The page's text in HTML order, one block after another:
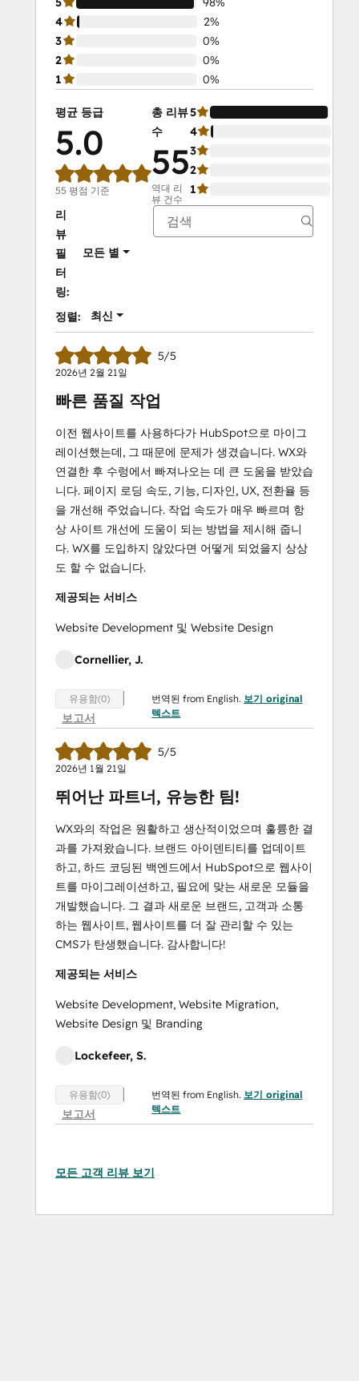
4
2%
3
0%
2
0%
1
0%
평균 등급
5.0
55 평점 기준
총 리뷰
수
55
역대 리
뷰 건수
5
4
3
2
1
리
뷰
필
터
링:
모든 별
정렬: 최신
5/5
2026년 2월 21일
빠른 품질 작업
이전 웹사이트를 사용하다가 HubSpot으로 마이그
레이션했는데, 그 때문에 문제가 생겼습니다. WX와
연결한 후 수렁에서 빠져나오는 데 큰 도움을 받았습
니다. 페이지 로딩 속도, 기능, 디자인, UX, 전환율 등
을 개선해 주었습니다. 작업 속도가 매우 빠르며 항
상 사이트 개선에 도움이 되는 방법을 제시해 줍니
다. WX를 도입하지 않았다면 어떻게 되었을지 상상
도 할 수 없습니다.
제공되는 서비스
Website Development 및 Website Design
Cornellier, J.
유용함(0)
보고서
번역된 from English. 보기 original
텍스트
5/5
2026년 1월 21일
뛰어난 파트너, 유능한 팀!
WX와의 작업은 원활하고 생산적이었으며 훌륭한 결
과를 가져왔습니다. 브랜드 아이덴티티를 업데이트
하고, 하드 코딩된 백엔드에서 HubSpot으로 웹사이
트를 마이그레이션하고, 필요에 맞는 새로운 모듈을
개발했습니다. 그 결과 새로운 브랜드, 고객과 소통
하는 웹사이트, 웹사이트를 더 잘 관리할 수 있는
CMS가 탄생했습니다. 감사합니다!
제공되는 서비스
Website Development, Website Migration,
Website Design 및 Branding
Lockefeer, S.
유용함(0)
보고서
번역된 from English. 보기 original
텍스트
모든 고객 리뷰 보기